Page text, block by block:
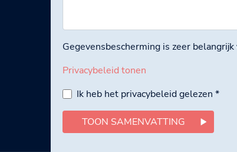
Gegevensbescherming is zeer belangrijk
Privacybeleid tonen
Ik heb het privacybeleid gelezen*
TOON SAMENVATTING